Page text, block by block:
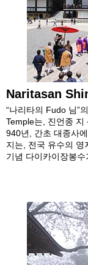
Naritasan
“나리타의 Fudo 님”
Temple는, 진언종 지
940년, 간초 대종사
지는, 전국 유수의 영
기념 다이카이장봉수